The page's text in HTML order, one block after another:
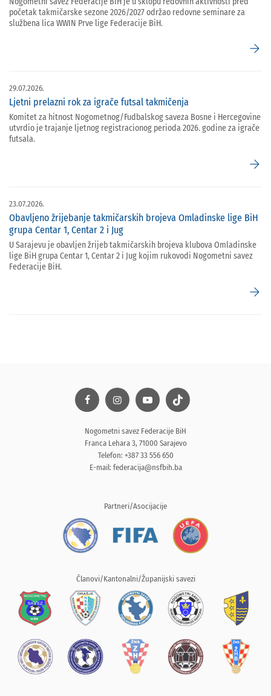
početak takmičarske sezone 2026/2027 održao redovne seminare za
službena lica WWIN Prve lige Federacije BiH.
arrow_forward
29.07.2026.
Ljetni prelazni rok za igrače futsal takmičenja
Komitet za hitnost Nogometnog/Fudbalskog saveza Bosne i Hercegovine
utvrdio je trajanje ljetnog registracionog perioda 2026. godine za igrače
futsala.
arrow_forward
23.07.2026.
Obavljeno žrijebanje takmičarskih brojeva Omladinske lige BiH
grupa Centar 1, Centar 2 i Jug
U Sarajevu je obavljen žrijeb takmičarskih brojeva klubova Omladinske
lige BiH grupa Centar 1, Centar 2 i Jug kojim rukovodi Nogometni savez
Federacije BiH.
arrow_forward
Nogometni savez Federacije BiH
Franca Lehara 3, 71000 Sarajevo
Telefon: +387 33 556 650
E-mail: federacija@nsfbih.ba
Partneri/Asocijacije
Članovi/Kantonalni/Županijski savezi